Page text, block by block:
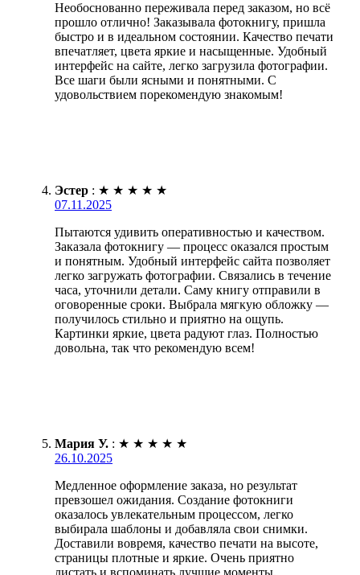
Необоснованно переживала перед заказом, но всё
прошло отлично! Заказывала фотокнигу, пришла
быстро и в идеальном состоянии. Качество печати
впечатляет, цвета яркие и насыщенные. Удобный
интерфейс на сайте, легко загрузила фотографии.
Все шаги были ясными и понятными. С
удовольствием порекомендую знакомым!
Эстер : ★ ★ ★ ★ ★
07.11.2025
Пытаются удивить оперативностью и качеством.
Заказала фотокнигу — процесс оказался простым
и понятным. Удобный интерфейс сайта позволяет
легко загружать фотографии. Связались в течение
часа, уточнили детали. Саму книгу отправили в
оговоренные сроки. Выбрала мягкую обложку —
получилось стильно и приятно на ощупь.
Картинки яркие, цвета радуют глаз. Полностью
довольна, так что рекомендую всем!
Мария У. : ★ ★ ★ ★ ★
26.10.2025
Медленное оформление заказа, но результат
превзошел ожидания. Создание фотокниги
оказалось увлекательным процессом, легко
выбирала шаблоны и добавляла свои снимки.
Доставили вовремя, качество печати на высоте,
страницы плотные и яркие. Очень приятно